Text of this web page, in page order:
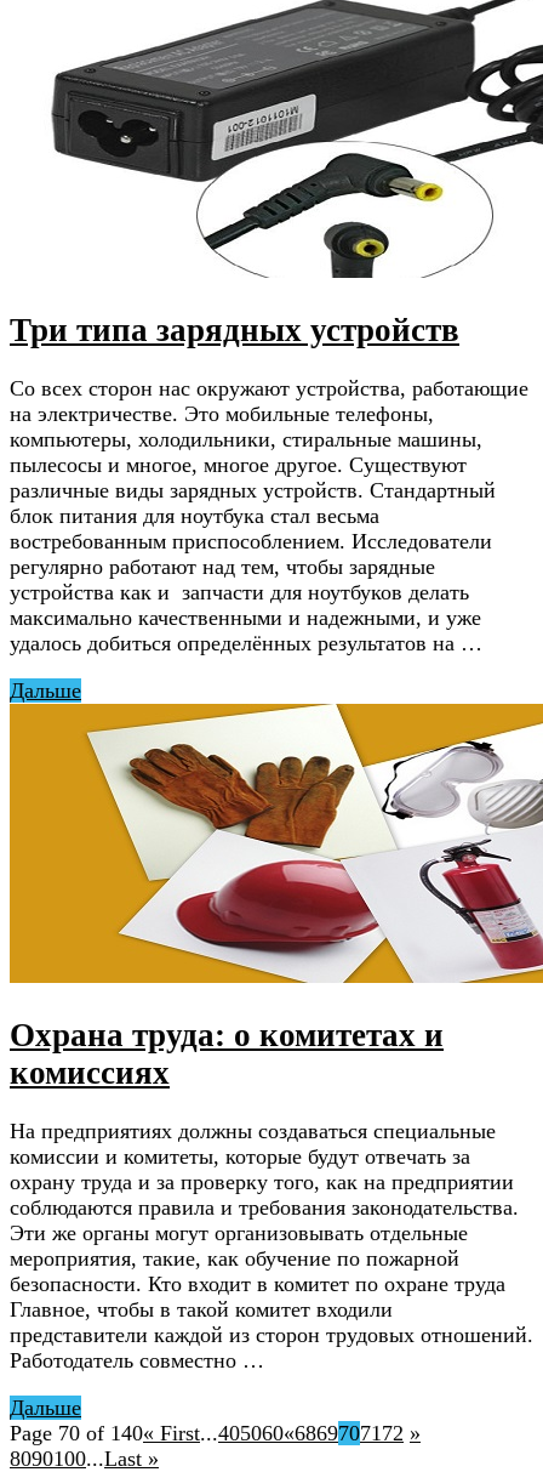
Три типа зарядных устройств
Со всех сторон нас окружают устройства, работающие
на электричестве. Это мобильные телефоны,
компьютеры, холодильники, стиральные машины,
пылесосы и многое, многое другое. Существуют
различные виды зарядных устройств. Стандартный
блок питания для ноутбука стал весьма
востребованным приспособлением. Исследователи
регулярно работают над тем, чтобы зарядные
устройства как и запчасти для ноутбуков делать
максимально качественными и надежными, и уже
удалось добиться определённых результатов на …
Дальше
Охрана труда: о комитетах и
комиссиях
На предприятиях должны создаваться специальные
комиссии и комитеты, которые будут отвечать за
охрану труда и за проверку того, как на предприятии
соблюдаются правила и требования законодательства.
Эти же органы могут организовывать отдельные
мероприятия, такие, как обучение по пожарной
безопасности. Кто входит в комитет по охране труда
Главное, чтобы в такой комитет входили
представители каждой из сторон трудовых отношений.
Работодатель совместно …
Дальше
Page 70 of 140« First...405060«68697071 72 »
8090100...Last »